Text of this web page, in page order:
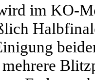
im KO-